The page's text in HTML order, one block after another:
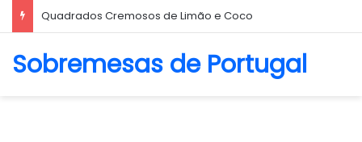
Biscoito Amanteigado
Sobremesas de Portugal